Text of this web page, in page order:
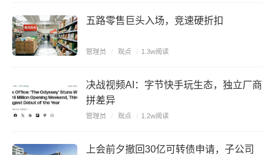
五路零售巨头入场，竞速硬折扣
管理员 / 观点 / 1.3w阅读
决战视频AI：字节快手玩生态，独立厂商
拼差异
管理员 / 观点 / 1.2w阅读
上会前夕撤回30亿可转债申请，子公司